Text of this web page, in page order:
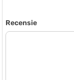
Recensie